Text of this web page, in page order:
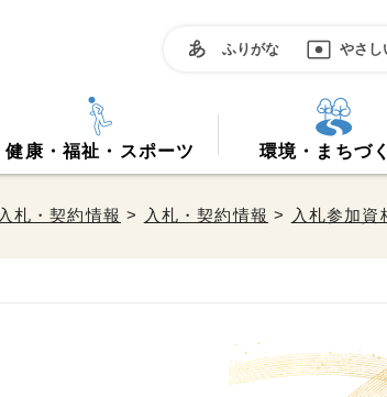
ふりがな やさし
健康・福祉・スポーツ 環境・まちづ
入札・契約情報 > 入札・契約情報 > 入札参加